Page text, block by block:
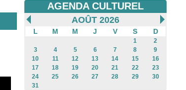
AGENDA CULTUREL
AOÛT 2026
L M M J V S D
1
2
3
4 5 6 7 8
9
10
11 12 13 14 15
16
17
18 19 20 21 22
23
24
25 26 27 28 29
30
31